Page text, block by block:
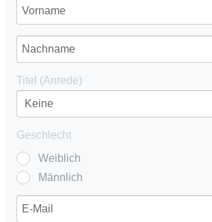
Titel (Anrede)
Geschlecht
Weiblich
Männlich